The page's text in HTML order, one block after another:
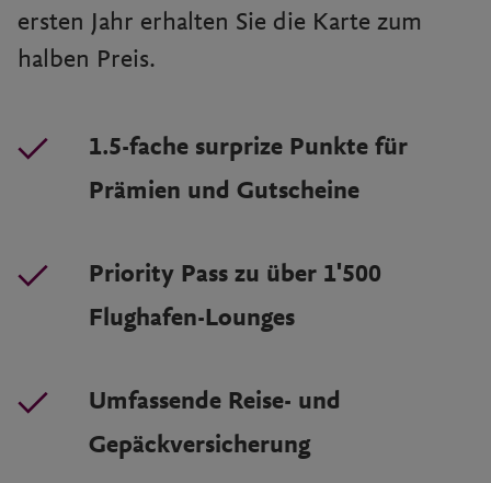
ersten Jahr erhalten Sie die Karte zum
halben Preis.
1.5-fache surprize Punkte für
Prämien und Gutscheine
Priority Pass zu über 1'500
Flughafen-Lounges
Umfassende Reise- und
Gepäckversicherung